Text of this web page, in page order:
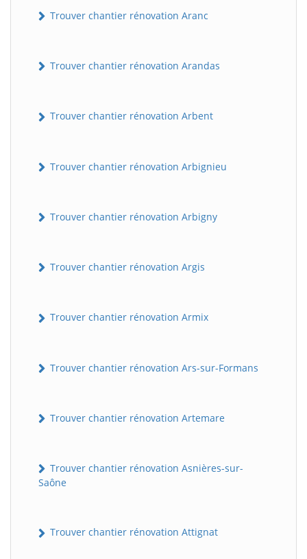
Trouver chantier rénovation Aranc
Trouver chantier rénovation Arandas
Trouver chantier rénovation Arbent
Trouver chantier rénovation Arbignieu
Trouver chantier rénovation Arbigny
Trouver chantier rénovation Argis
Trouver chantier rénovation Armix
Trouver chantier rénovation Ars-sur-Formans
Trouver chantier rénovation Artemare
Trouver chantier rénovation Asnières-sur-
Saône
Trouver chantier rénovation Attignat